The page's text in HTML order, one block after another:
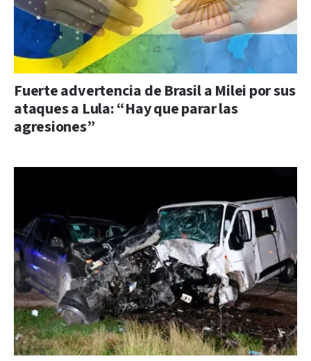
Fuerte advertencia de Brasil a Milei por sus
ataques a Lula: “Hay que parar las
agresiones”